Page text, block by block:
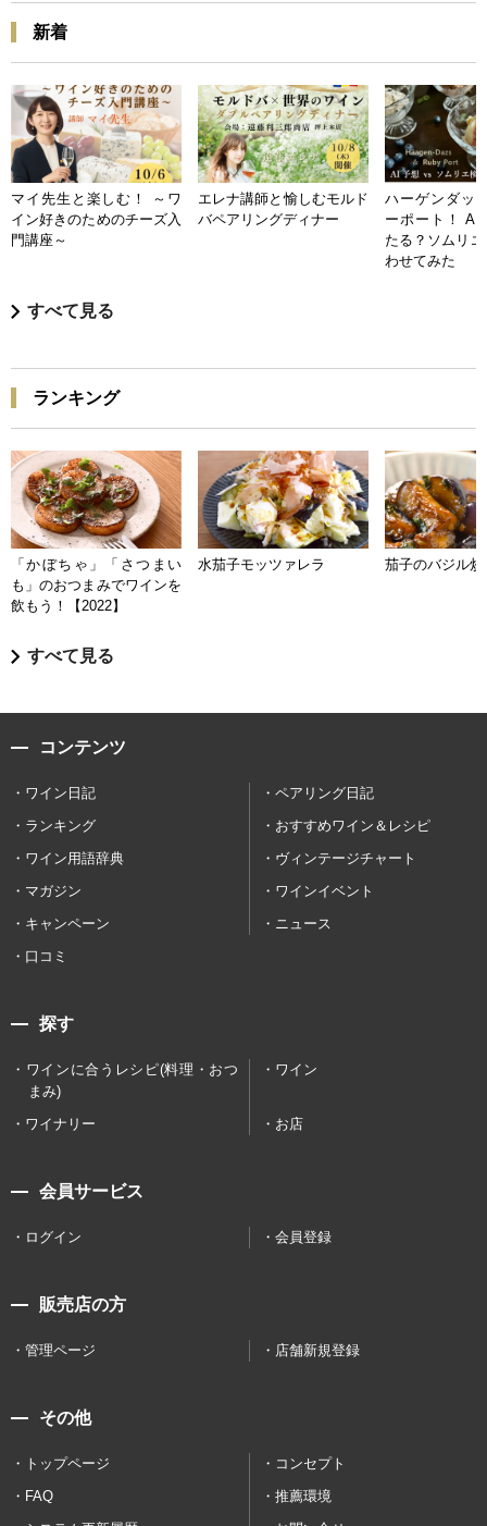
新着
マイ先生と楽しむ！ ～ワ
イン好きのためのチーズ入
門講座～
エレナ講師と愉しむモルド
バペアリングディナー
ハーゲンダッ
ーポート！ AI
たる？ソムリ
わせてみた
すべて見る
ランキング
「かぼちゃ」「さつまい
も」のおつまみでワインを
飲もう！【2022】
水茄子モッツァレラ 茄子のバジル炒
すべて見る
コンテンツ
ワイン日記
ペアリング日記
ランキング
おすすめワイン＆レシピ
ワイン用語辞典
ヴィンテージチャート
マガジン
ワインイベント
キャンペーン
ニュース
口コミ
探す
ワインに合うレシピ(料理・おつ
まみ)
ワイン
ワイナリー お店
会員サービス
ログイン 会員登録
販売店の方
管理ページ 店舗新規登録
その他
トップページ
コンセプト
FAQ
推薦環境